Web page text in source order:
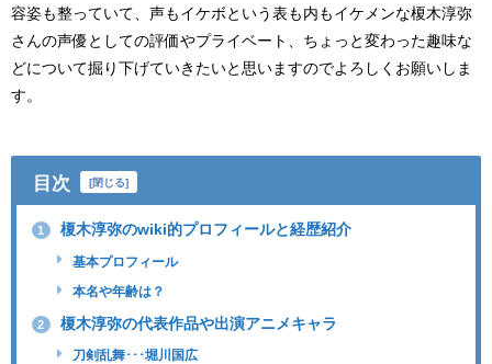
容姿も整っていて、声もイケボという表も内もイケメンな榎木淳弥
さんの声優としての評価やプライベート、ちょっと変わった趣味な
どについて掘り下げていきたいと思いますのでよろしくお願いしま
す。
目次 [閉じる]
1 榎木淳弥のwiki的プロフィールと経歴紹介
基本プロフィール
本名や年齢は？
2 榎木淳弥の代表作品や出演アニメキャラ
刀剣乱舞･･･堀川国広